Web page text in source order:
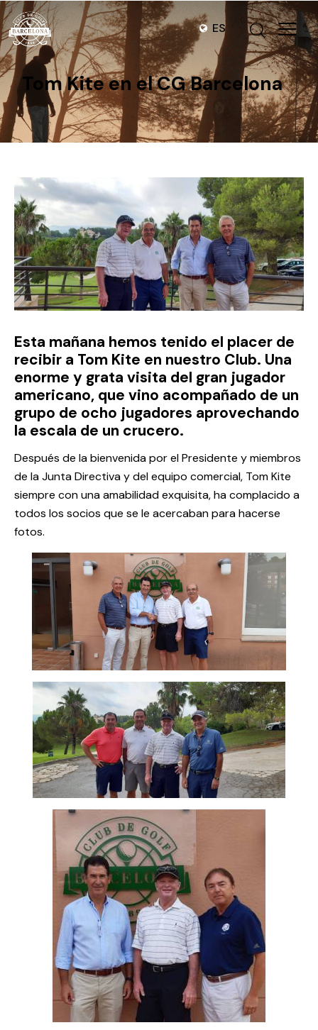
ES
Tom Kite en el CG Barcelona
Esta mañana hemos tenido el placer de
recibir a Tom Kite en nuestro Club. Una
enorme y grata visita del gran jugador
americano, que vino acompañado de un
grupo de ocho jugadores aprovechando
la escala de un crucero.
Después de la bienvenida por el Presidente y miembros
de la Junta Directiva y del equipo comercial, Tom Kite
siempre con una amabilidad exquisita, ha complacido a
todos los socios que se le acercaban para hacerse
fotos.